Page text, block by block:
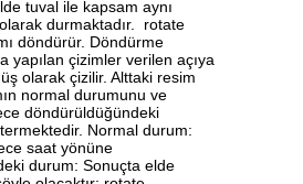
tuval ile kapsam aynı
durmaktadır. rotate
döndürür. Döndürme
yapılan çizimler verilen açıya
olarak çizilir. Alttaki resim
normal durumunu ve
döndürüldüğündeki
Normal durum:
saat yönüne
durum: Sonuçta elde